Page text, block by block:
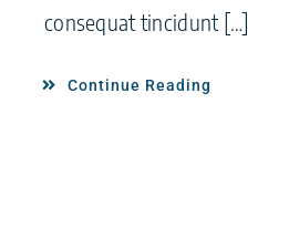
consequat tincidunt […]
Continue Reading